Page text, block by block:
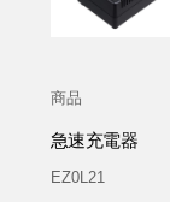
商品
急速充電器
EZ0L21